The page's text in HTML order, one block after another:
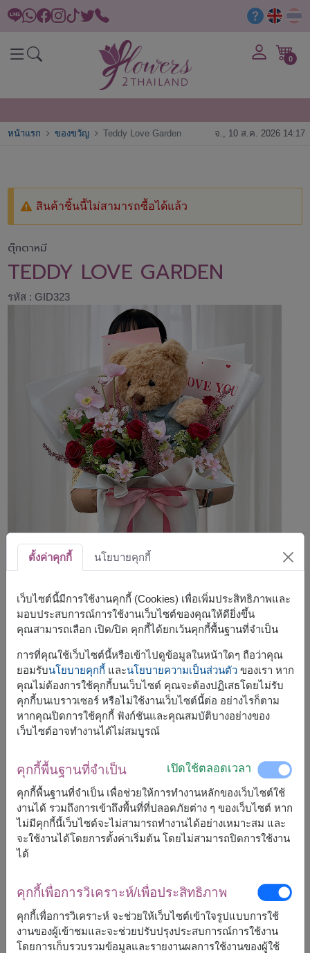
0
หน้าแรก ของขวัญ Teddy Love Garden จ., 10 ส.ค. 2026 14:17
สินค้าชิ้นนี้ไม่สามารถซื้อได้แล้ว
ตุ๊กตาหมี
TEDDY LOVE GARDEN
รหัส : GID323
ขนาดโดยประมาณ:
สูง 45 ซม.
ช่อของขวัญสุดโรแมนติกที่ผสมผสานความน่ารักและความ
หรูหราไว้อย่างลงตัว มาพร้อมตุ๊กตาหมีนุ่มน่ากอด จัดคู่กับ
ดอกกุหลาบแดงและดอกไม้โทนหวานหลากชนิด เปรียบเสมือน
สวนแห่งความรักที่เต็มไปด้วยความอบอุ่นและความรู้สึกดี ๆ
ดีไซน์ในโทนพาสเทลหรู พร้อมริบบิ้นสวยงาม ช่วยเพิ่มความ
วาเลนไทน์ วันครบรอบ หรือโอกาสพิเศษ เพื่อสื่อถึงความรักที่
ลึกซึ้ง จริงใจ และมั่นคง
✨ เหมาะสำหรับ: คนรัก คู่รัก หรือคนพิเศษ
💖 ความหมาย: ความรักที่โรแมนติก อบอุ่น และจริงใจ
ตั้งค่าคุกกี้ นโยบายคุกกี้
เว็บไซต์นี้มีการใช้งานคุกกี้ (Cookies) เพื่อเพิ่มประสิทธิภาพและ
มอบประสบการณ์การใช้งานเว็บไซต์ของคุณให้ดียิ่งขึ้น
คุณสามารถเลือก เปิด/ปิด คุกกี้ได้ยกเว้นคุกกี้พื้นฐานที่จำเป็น
การที่คุณใช้เว็บไซต์นี้หรือเข้าไปดูข้อมูลในหน้าใดๆ ถือว่าคุณ
ยอมรับนโยบายคุกกี้ และนโยบายความเป็นส่วนตัวของเรา หาก
คุณไม่ต้องการใช้คุกกี้บนเว็บไซต์ คุณจะต้องปฏิเสธโดยไม่รับ
คุกกี้บนเบราวเซอร์ หรือไม่ใช้งานเว็บไซต์นี้ต่อ อย่างไรก็ตาม
หากคุณปิดการใช้คุกกี้ ฟังก์ชันและคุณสมบัติบางอย่างของ
เว็บไซต์อาจทำงานได้ไม่สมบูรณ์
คุกกี้พื้นฐานที่จำเป็น เปิดใช้ตลอดเวลา
คุกกี้พื้นฐานที่จำเป็น เพื่อช่วยให้การทำงานหลักของเว็บไซต์ใช้
งานได้ รวมถึงการเข้าถึงพื้นที่ที่ปลอดภัยต่าง ๆ ของเว็บไซต์ หาก
ไม่มีคุกกี้นี้เว็บไซต์จะไม่สามารถทำงานได้อย่างเหมาะสม และ
จะใช้งานได้โดยการตั้งค่าเริ่มต้น โดยไม่สามารถปิดการใช้งาน
ได้
คุกกี้เพื่อการวิเคราะห์/เพื่อประสิทธิภาพ
คุกกี้เพื่อการวิเคราะห์ จะช่วยให้เว็บไซต์เข้าใจรูปแบบการใช้
งานของผู้เข้าชมและจะช่วยปรับปรุงประสบการณ์การใช้งาน
โดยการเก็บรวบรวมข้อมูลและรายงานผลการใช้งานของผู้ใช้